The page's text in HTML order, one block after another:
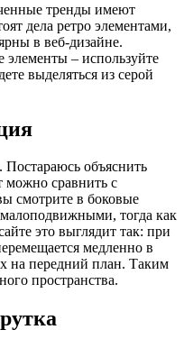
тренды имеют
дела ретро элементами,
в веб-дизайне.
– используйте
выделяться из серой
объяснить
можно сравнить с
смотрите в боковые
малоподвижными, тогда как
это выглядит так: при
медленно в
на передний план. Таким
пространства.